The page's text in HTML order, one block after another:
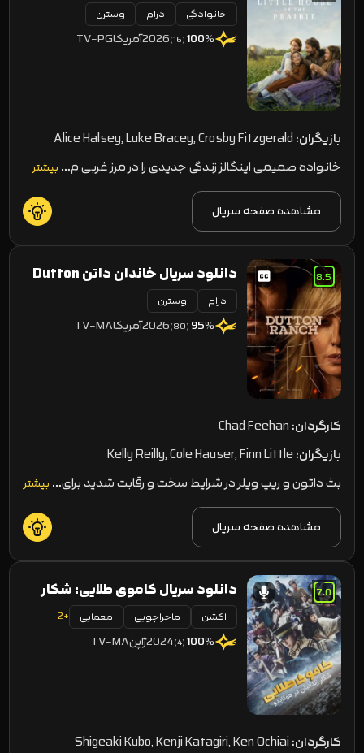
House on the Prairie
خانوادگی درام وسترن
100%
(16)
2026آمریکاTV-PG
بازیگران:Alice Halsey, Luke Bracey, Crosby Fitzgerald
خانواده صمیمی اینگالز زندگی جدیدی را در مرز غربی م… بیشتر
مشاهده صفحه سریال
8.5
دانلود سریال خاندان داتن Dutton
Ranch
درام وسترن
95%
(80)
2026آمریکاTV-MA
کارگردان:Chad Feehan
بازیگران:Kelly Reilly, Cole Hauser, Finn Little
بث داتون و ریپ ویلر در شرایط سخت و رقابت شدید برای… بیشتر
مشاهده صفحه سریال
7.0
دانلود سریال کاموی طلایی: شکار
زندانیان در هوکایدو Golden
Kamuy 2024
اکشن ماجراجویی معمایی +2
100%
(4)
2024ژاپنTV-MA
کارگردان:Shigeaki Kubo, Kenji Katagiri, Ken Ochiai